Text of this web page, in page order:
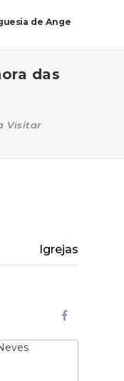
de Ange
das
Visitar
Igrejas